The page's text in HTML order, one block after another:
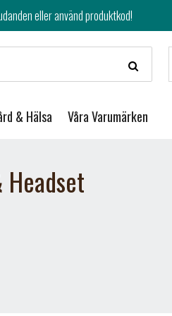
använd produktkod!
& Hälsa Våra Varumärken